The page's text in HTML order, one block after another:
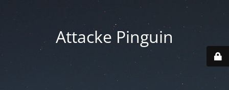
Attacke Pinguin